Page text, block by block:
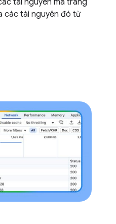
các tài nguyên đó từ